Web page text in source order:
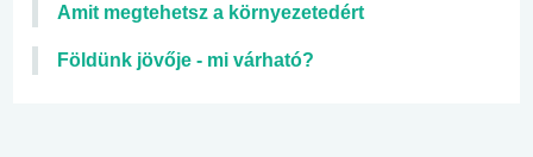
Amit megtehetsz a környezetedért
Földünk jövője - mi várható?